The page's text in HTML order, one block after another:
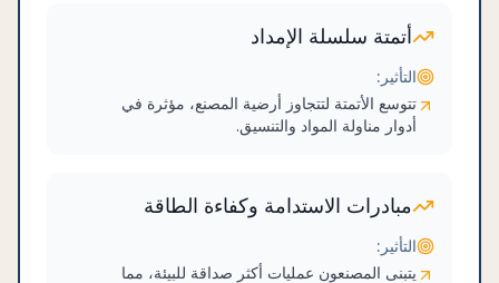
أتمتة سلسلة الإمداد
التأثير:
تتوسع الأتمتة لتتجاوز أرضية المصنع، مؤثرة في
أدوار مناولة المواد والتنسيق.
مبادرات الاستدامة وكفاءة الطاقة
التأثير:
يتبنى المصنعون عمليات أكثر صداقة للبيئة، مما